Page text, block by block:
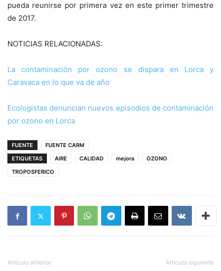
pueda reunirse por primera vez en este primer trimestre
de 2017.
NOTICIAS RELACIONADAS:
La contaminación por ozono se dispara en Lorca y
Caravaca en lo que va de año
Ecologistas denuncian nuevos episodios de contaminación
por ozono en Lorca
FUENTE
FUENTE CARM
ETIQUETAS
AIRE CALIDAD mejora
OZONO
TROPOSFERICO
Artículo anterior Artículo siguiente